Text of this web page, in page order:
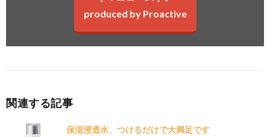
produced by Proactive
関連する記事
保湿浸透水、つけるだけで大満足です